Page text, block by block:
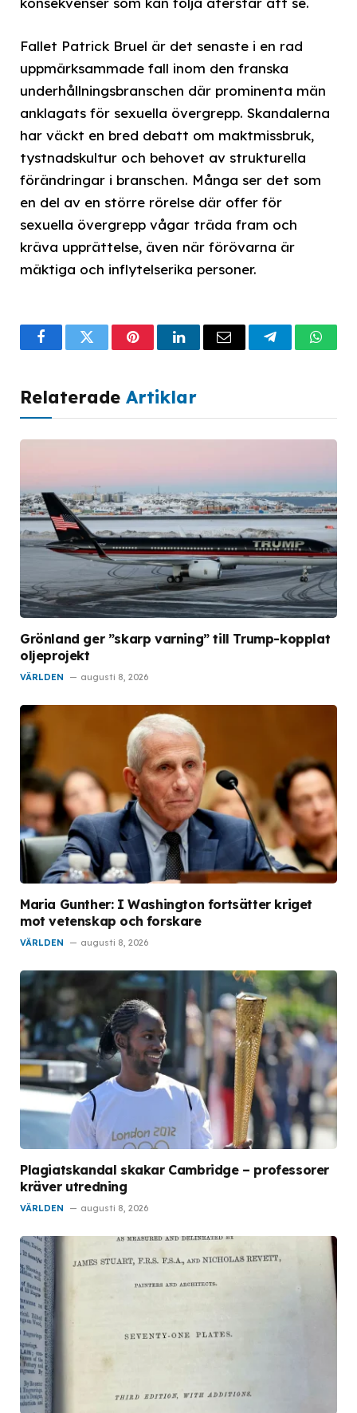
Fallet Patrick Bruel är det senaste i en rad
uppmärksammade fall inom den franska
underhållningsbranschen där prominenta män
anklagats för sexuella övergrepp. Skandalerna
har väckt en bred debatt om maktmissbruk,
tystnadskultur och behovet av strukturella
förändringar i branschen. Många ser det som
en del av en större rörelse där offer för
sexuella övergrepp vågar träda fram och
kräva upprättelse, även när förövarna är
mäktiga och inflytelserika personer.
FacebookTwitterPinterestLinkedInEmail Telegram
Relaterade Artiklar
Grönland ger ”skarp varning” till Trump-kopplat
oljeprojekt
VÄRLDEN augusti 8, 2026
Maria Gunther: I Washington fortsätter kriget
mot vetenskap och forskare
VÄRLDEN augusti 8, 2026
Plagiatskandal skakar Cambridge – professorer
kräver utredning
VÄRLDEN augusti 8, 2026